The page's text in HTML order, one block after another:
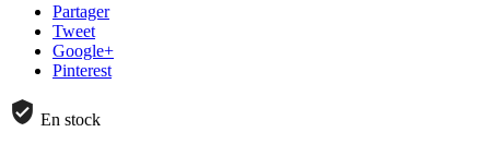
Partager
Tweet
Google+
Pinterest
En stock